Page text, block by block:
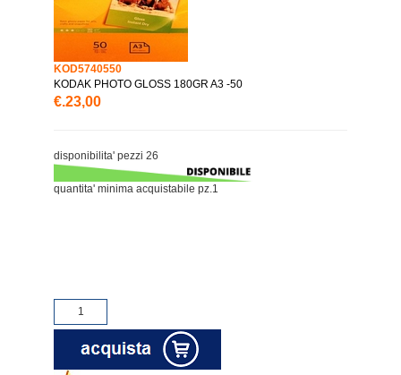
KOD5740550
KODAK PHOTO GLOSS 180GR A3 -50
€.23,00
disponibilita' pezzi 26
quantita' minima acquistabile pz.1